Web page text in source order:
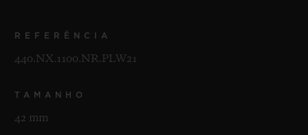
REFERÊNCIA
440.NX.1100.NR.PLW21
TAMANHO
42 mm